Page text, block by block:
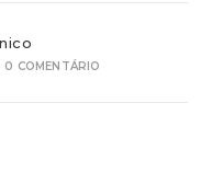
0 COMENTÁRIO